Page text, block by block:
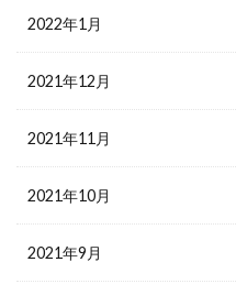
2022年1月
2021年12月
2021年11月
2021年10月
2021年9月